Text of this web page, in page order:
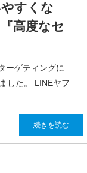
すくな
高度なセ
ーゲティングに
した。 LINEヤフ
続きを読む